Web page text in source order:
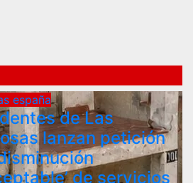
españa
de Las
lanzan petición
de servicios